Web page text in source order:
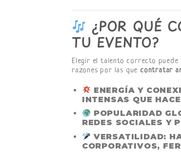
¿POR QUÉ
TU EVENTO?
Elegir el talento correcto puede
razones por las que contratar
ENERGÍA Y
INTENSAS QUE
POPULARIDAD
REDES SOCIALES Y
VERSATILIDAD:
CORPORATIVOS,